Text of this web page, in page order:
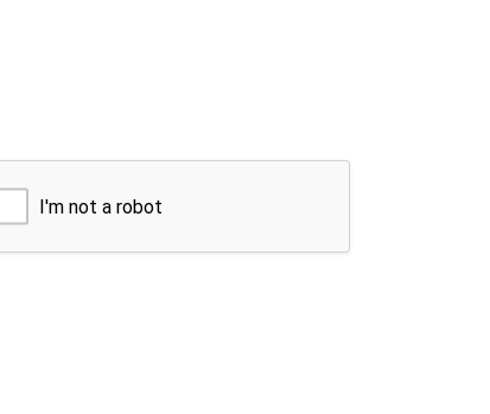
I'm not a robot